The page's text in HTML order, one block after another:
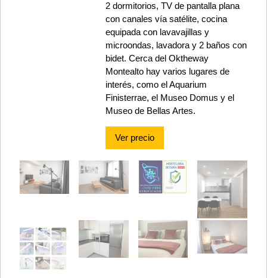
2 dormitorios, TV de pantalla plana
con canales vía satélite, cocina
equipada con lavavajillas y
microondas, lavadora y 2 baños con
bidet. Cerca del Oktheway
Montealto hay varios lugares de
interés, como el Aquarium
Finisterrae, el Museo Domus y el
Museo de Bellas Artes.
Ver precio